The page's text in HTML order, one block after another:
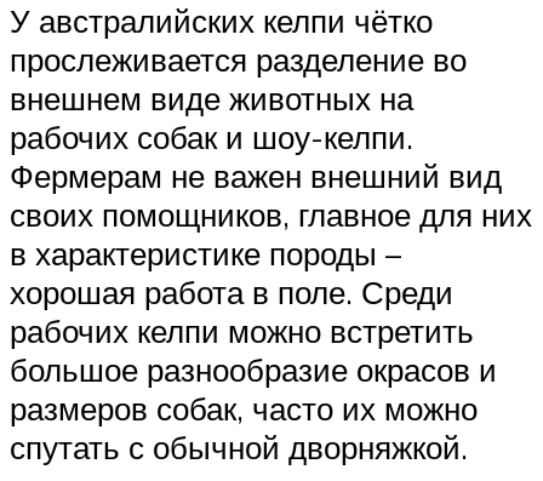
У австралийских келпи чётко
прослеживается разделение во
внешнем виде животных на
рабочих собак и шоу-келпи.
Фермерам не важен внешний вид
своих помощников, главное для них
в характеристике породы –
хорошая работа в поле. Среди
рабочих келпи можно встретить
большое разнообразие окрасов и
размеров собак, часто их можно
спутать с обычной дворняжкой.